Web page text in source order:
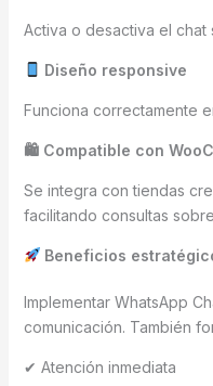
Activa o desactiva el chat
Diseño responsive
Funciona correctamente
🛍 Compatible con
Se integra con tiendas
facilitando consultas
Beneficios
Implementar WhatsApp
comunicación. También
✔ Atención inmediata